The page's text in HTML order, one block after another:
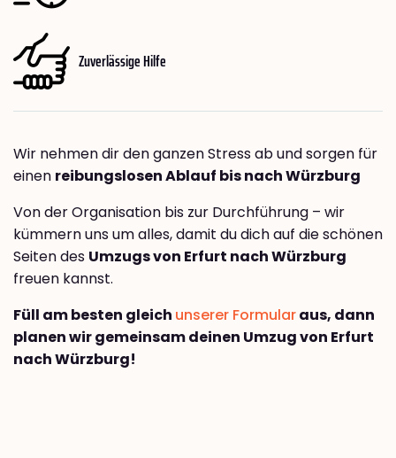
Zuverlässige Hilfe
Wir nehmen dir den ganzen Stress ab und sorgen für
einen reibungslosen Ablauf bis nach Würzburg
Von der Organisation bis zur Durchführung – wir
kümmern uns um alles, damit du dich auf die schönen
Seiten des Umzugs von Erfurt nach Würzburg
freuen kannst.
Füll am besten gleich unserer Formularaus, dann
planen wir gemeinsam deinen Umzug von Erfurt
nach Würzburg!